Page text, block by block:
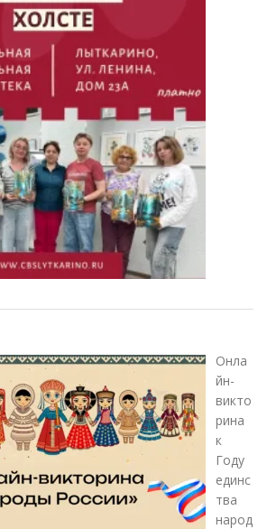
Онла
йн-
викто
рина
к
Году
единс
тва
народ